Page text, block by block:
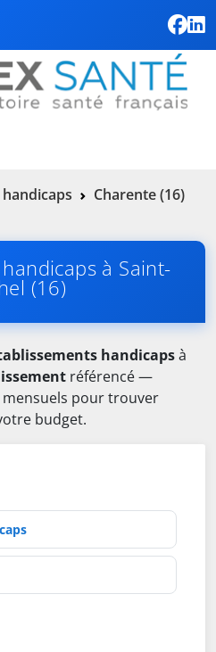
Charente (16)
à Saint-
(16)
handicapsà
référencé —
pour trouver
budget.